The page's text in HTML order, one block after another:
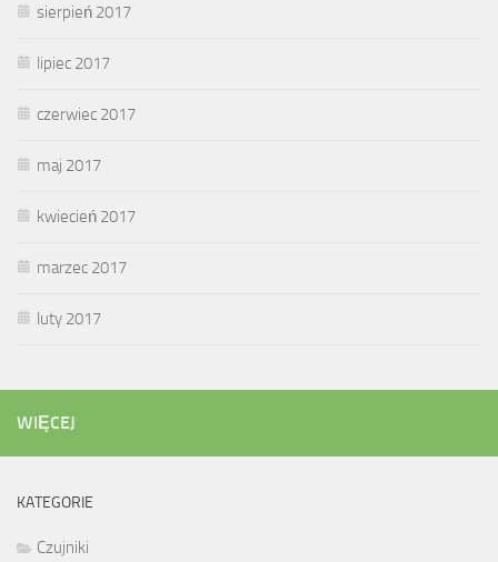
sierpień 2017
lipiec 2017
czerwiec 2017
maj 2017
kwiecień 2017
marzec 2017
luty 2017
WIĘCEJ
KATEGORIE
Czujniki